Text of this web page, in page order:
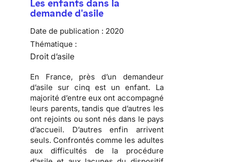
Les enfants dans la
demande d'asile
Date de publication : 2020
Thématique :
Droit d’asile
En France, près d’un demandeur
d’asile sur cinq est un enfant. La
majorité d’entre eux ont accompagné
leurs parents, tandis que d’autres les
ont rejoints ou sont nés dans le pays
d’accueil. D’autres enfin arrivent
seuls. Confrontés comme les adultes
aux difficultés de la procédure